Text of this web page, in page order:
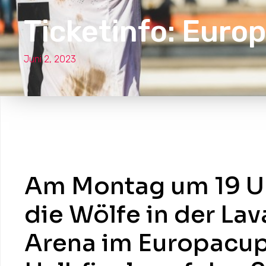
Ticketinfo:
Juni 2, 2023
Am Montag um 19
die Wölfe in der
Arena im